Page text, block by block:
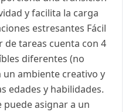
y facilita la carga
estresantes Fácil
tareas cuenta con 4
diferentes (no
ambiente creativo y
edades y habilidades.
puede asignar a un